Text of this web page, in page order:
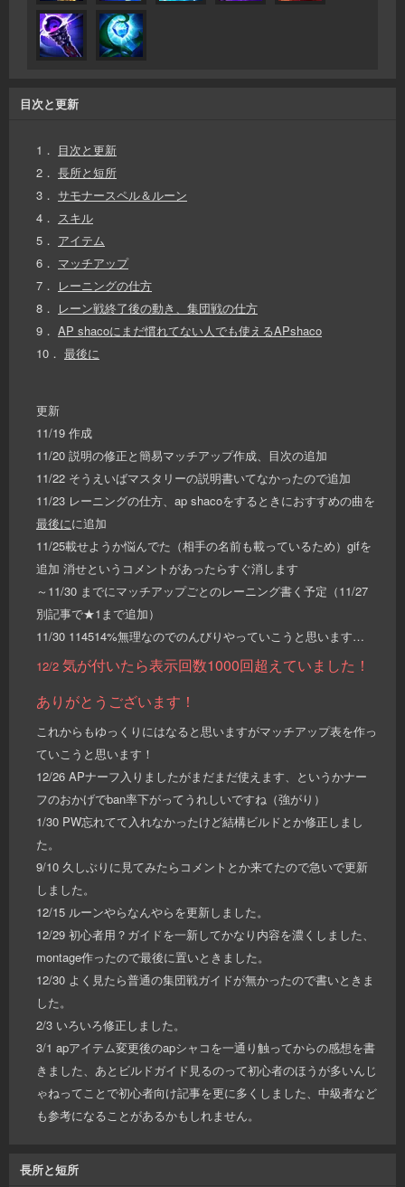
目次と更新
1． 目次と更新
2． 長所と短所
3． サモナースペル＆ルーン
4． スキル
5． アイテム
6． マッチアップ
7． レーニングの仕方
8． レーン戦終了後の動き、集団戦の仕方
9． AP shacoにまだ慣れてない人でも使えるAPshaco
10． 最後に
更新
11/19 作成
11/20 説明の修正と簡易マッチアップ作成、目次の追加
11/22 そうえいばマスタリーの説明書いてなかったので追加
11/23 レーニングの仕方、ap shacoをするときにおすすめの曲を
最後にに追加
11/25載せようか悩んでた（相手の名前も載っているため）gifを
追加 消せというコメントがあったらすぐ消します
～11/30 までにマッチアップごとのレーニング書く予定（11/27
別記事で★1まで追加）
11/30 114514%無理なのでのんびりやっていこうと思います…
12/2 気が付いたら表示回数1000回超えていました！
ありがとうございます！
これからもゆっくりにはなると思いますがマッチアップ表を作っ
ていこうと思います！
12/26 APナーフ入りましたがまだまだ使えます、というかナー
フのおかげでban率下がってうれしいですね（強がり）
1/30 PW忘れてて入れなかったけど結構ビルドとか修正しまし
た。
9/10 久しぶりに見てみたらコメントとか来てたので急いで更新
しました。
12/15 ルーンやらなんやらを更新しました。
12/29 初心者用？ガイドを一新してかなり内容を濃くしました、
montage作ったので最後に置いときました。
12/30 よく見たら普通の集団戦ガイドが無かったので書いときま
した。
2/3 いろいろ修正しました。
3/1 apアイテム変更後のapシャコを一通り触ってからの感想を書
きました、あとビルドガイド見るのって初心者のほうが多いんじ
ゃねってことで初心者向け記事を更に多くしました、中級者など
も参考になることがあるかもしれません。
長所と短所